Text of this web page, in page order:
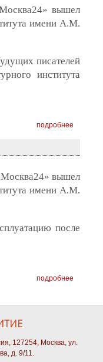
вышел
имени А.М.
писателей
института
подробнее
вышел
имени А.М.
после
подробнее
127254, Москва, ул.
д. 9/11.